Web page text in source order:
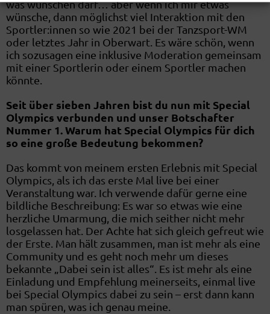
was wünschen darf… aber wenn ich mir etwas
wünsche, dann möglichst viel Interaktion mit den
Sportler:innen so wie 2021 bei der Tanzsport-WM
oder letztes Jahr in Oberwart. Es wäre schön, wenn
ich sozusagen eine inklusive Moderation gemeinsam
mit einer Sportlerin oder einem Sportler machen
könnte.
Seit über sieben Jahren bist du nun mit Special
Olympics verbunden und unser Botschafter
Nummer 1. Warum hat Special Olympics für dich
so eine große Bedeutung bekommen?
Das kommt von meinem ersten Erlebnis mit Special
Olympics, als ich das erste Mal live bei einer
Veranstaltung war. Ich verwende dafür gerne eine
bildliche Beschreibung: Es war so etwas wie eine
herzliche Umarmung, die mich seither nicht mehr
losgelassen hat. Der Achte hat sich gleich gefreut wie
der Erste. Man hält zusammen, man ist mehr als eine
Community und es geht noch mehr um dieses
bekannte „Dabei sein ist alles“. Es ist mehr als eine
Einladung und Empfehlung meinerseits, einmal live
bei Special Olympics dabei zu sein – erst dann kann
man spüren, was ich genau meine.